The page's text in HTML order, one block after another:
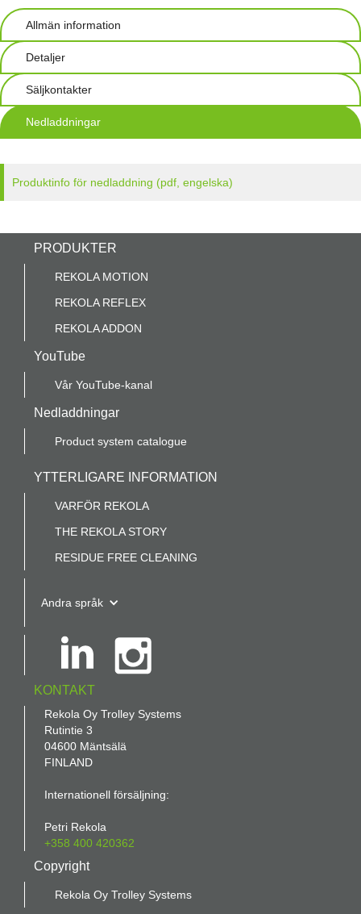
Allmän information
Detaljer
Säljkontakter
Nedladdningar
Produktinfo för nedladdning (pdf, engelska)
PRODUKTER
REKOLA MOTION
REKOLA REFLEX
REKOLA ADDON
YouTube
Vår YouTube-kanal
Nedladdningar
Product system catalogue
YTTERLIGARE INFORMATION
VARFÖR REKOLA
THE REKOLA STORY
RESIDUE FREE CLEANING
Andra språk
KONTAKT
Rekola Oy Trolley Systems
Rutintie 3
04600 Mäntsälä
FINLAND
Internationell försäljning:
Petri Rekola
+358 400 420362
Copyright
Rekola Oy Trolley Systems